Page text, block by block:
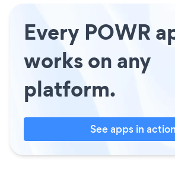
Every POWR
works on any
platform.
See apps in action